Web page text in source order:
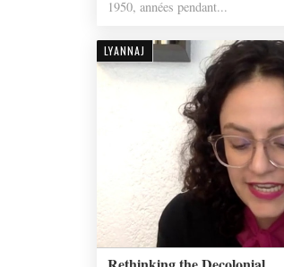
1950, années pendant...
LYANNAJ